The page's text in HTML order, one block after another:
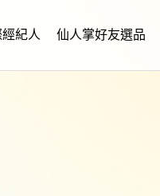
紀人 仙人掌好友選品